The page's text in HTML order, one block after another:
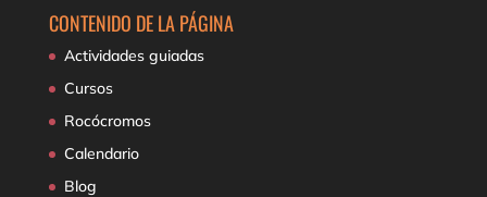
CONTENIDO DE LA PÁGINA
Actividades guiadas
Cursos
Rocócromos
Calendario
Blog